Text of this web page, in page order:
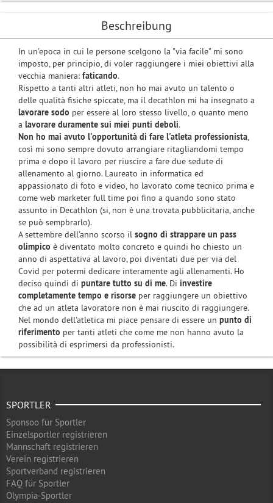
Beschreibung
In un'epoca in cui le persone scelgono la "via facile" mi sono
imposto, per principio, di voler raggiungere i miei obiettivi alla
vecchia maniera: faticando.
Rispetto a tanti altri atleti, non ho mai avuto un talento o
delle qualità fisiche spiccate, ma il decathlon mi ha insegnato a
lavorare sodo per essere al loro stesso livello, o quanto meno
a lavorare duramente sui miei punti deboli.
Non ho mai avuto l'opportunità di fare l'atleta professionista,
così mi sono sempre dovuto arrangiare ritagliandomi tempo
prima e dopo il lavoro per riuscire a fare due sedute di
allenamento al giorno. Laureato in informatica ed
appassionato di foto e video, ho lavorato come tecnico prima e
come web marketer full time poi fino a quando sono stato
assunto in Decathlon (si, non è una trovata pubblicitaria, anche
se può sempbrarlo).
A settembre dell'anno scorso il sogno di strappare un pass
olimpico è diventato molto concreto e quindi ho chiesto un
anno di aspettativa al lavoro, poi diventati due per via del
Covid per potermi dedicare interamente agli allenamenti. Ho
deciso quindi di puntare tutto su di me. Di investire
completamente tempo e risorse per raggiungere un obiettivo
che ad un atleta lavoratore non è mai riuscito di raggiungere.
Nel mondo dell'atletica mi piace pensare di essere un punto di
riferimento per tanti atleti che come me non hanno avuto la
possibilità di esprimersi da professionisti.
SPORTLER
Sponsoo für Sportler
Einzelsportler registrieren
Mannschaft registrieren
Verein registrieren
Sportverband registrieren
FAQ für Sportler
Olympia-Sportler